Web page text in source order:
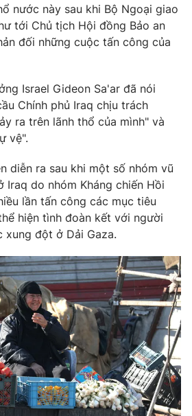
lai
Podcast
Infographic
Shorts video
VTV Thể thao
Bất động sản
Tấm lòng Việt
nước này sau khi Bộ Ngoại giao
tới Chủ tịch Hội đồng Bảo an
đối những cuộc tấn công của
Israel Gideon Sa'ar đã nói
Chính phủ Iraq chịu trách
ra trên lãnh thổ của mình" và
vệ".
diễn ra sau khi một số nhóm vũ
Iraq do nhóm Kháng chiến Hồi
lần tấn công các mục tiêu
hiện tình đoàn kết với người
xung đột ở Dải Gaza.